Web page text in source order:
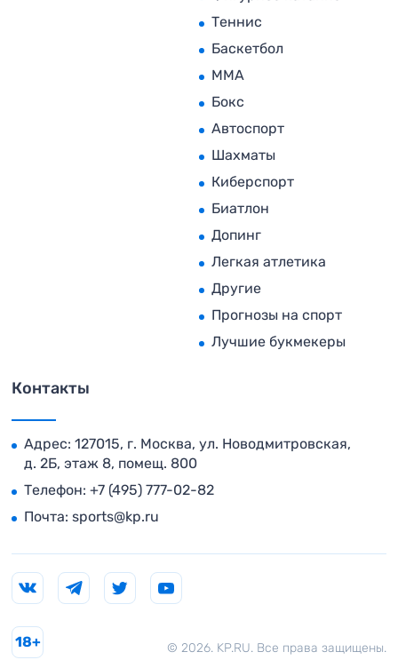
Теннис
Баскетбол
MMA
Бокс
Автоспорт
Шахматы
Киберспорт
Биатлон
Допинг
Легкая атлетика
Другие
Прогнозы на спорт
Лучшие букмекеры
Контакты
Адрес: 127015, г. Москва, ул. Новодмитровская,
д. 2Б, этаж 8, помещ. 800
Телефон: +7 (495) 777-02-82
Почта: sports@kp.ru
© 2026. KP.RU. Все права защищены.
18+